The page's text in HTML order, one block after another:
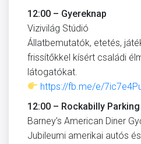
12:00 – Gyereknap
Vizivilág Stúdió
Állatbemutatók, etetés,
frissítőkkel kísért családi
látogatókat.
https://fb.me/e/
12:00 – Rockabilly Parking
Barney’s American Diner
Jubileumi amerikai autós